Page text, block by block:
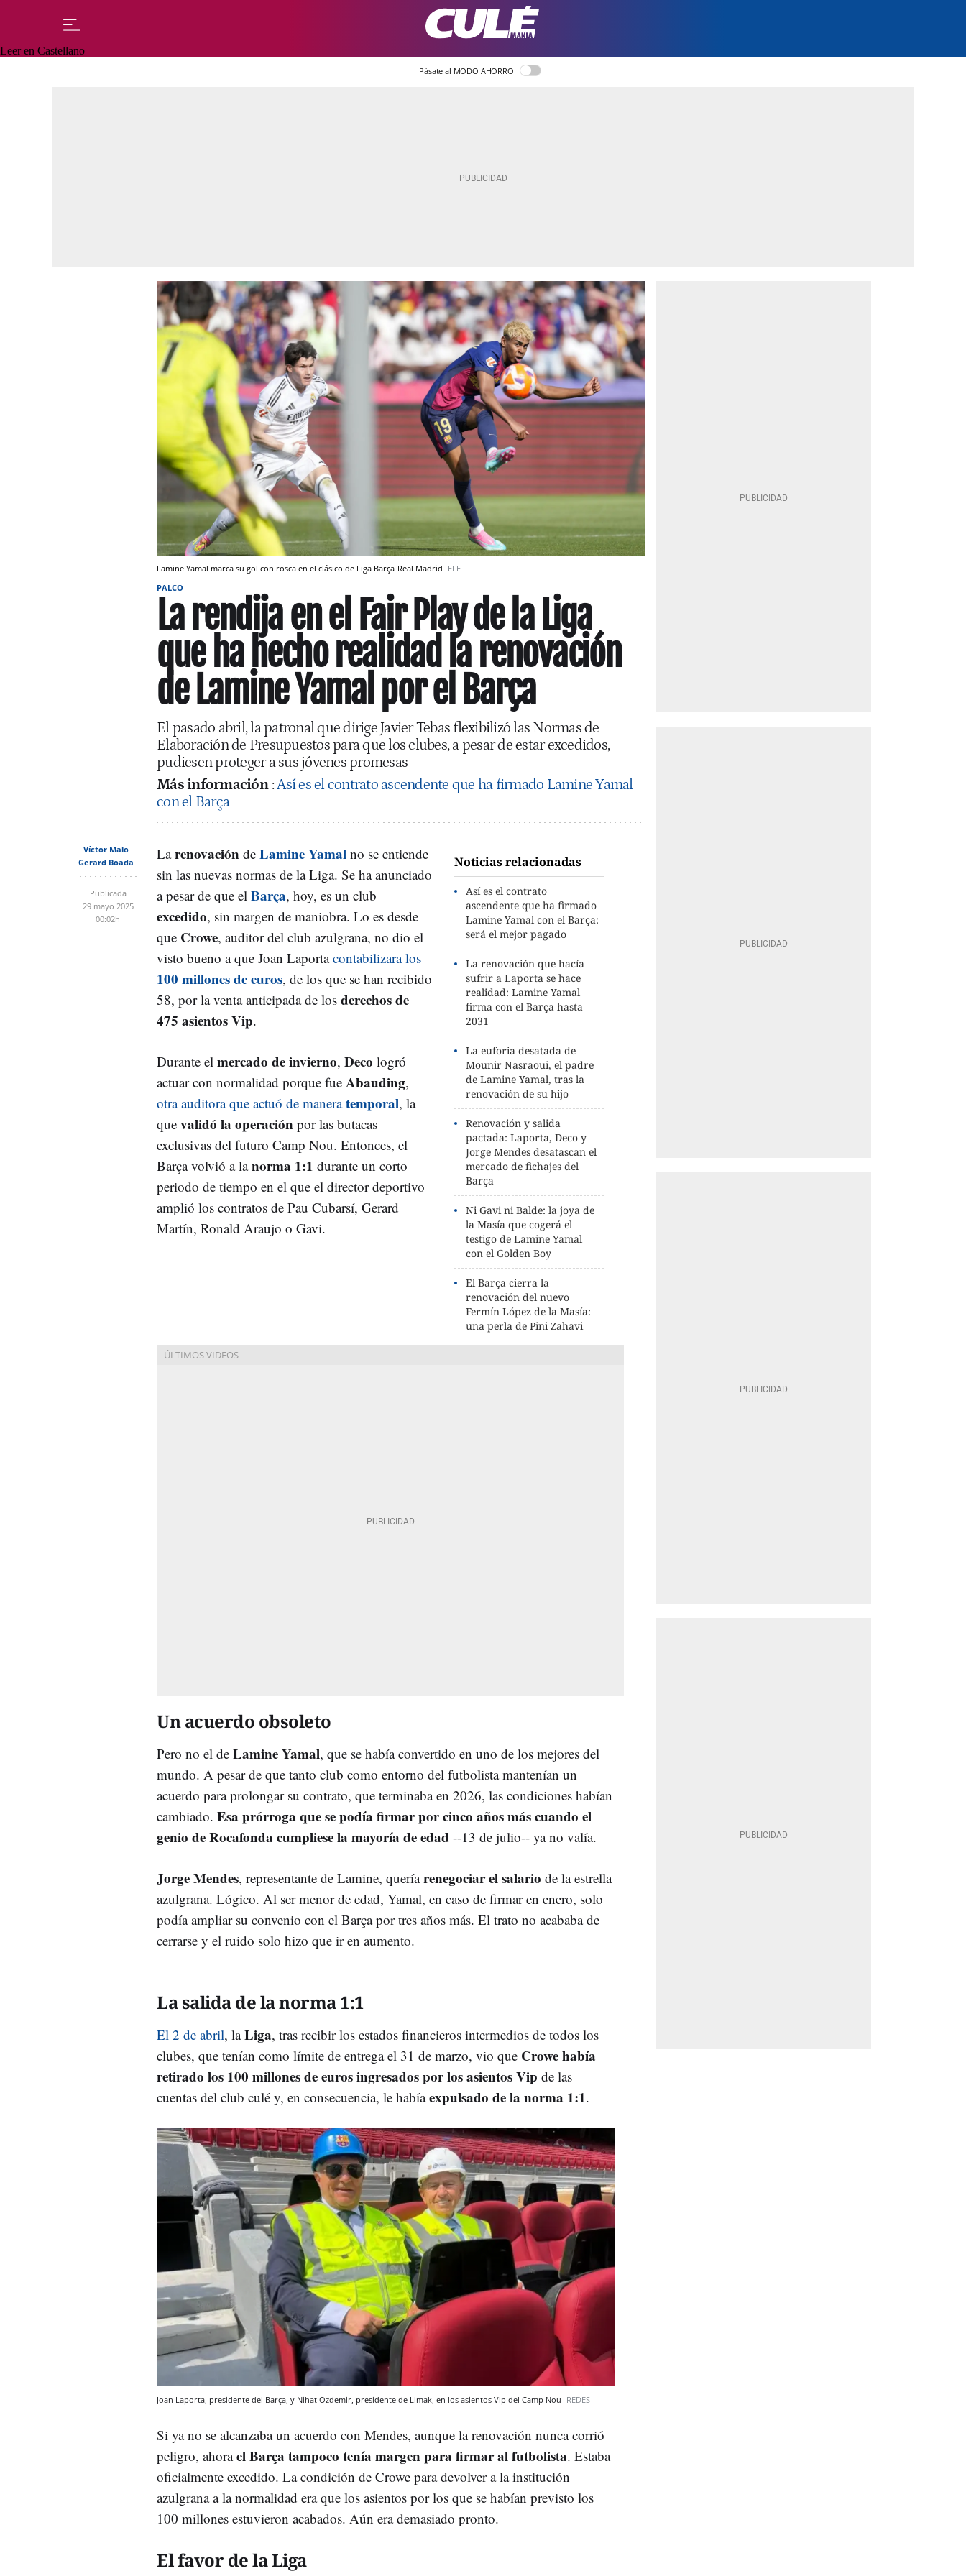
Leer en Castellano
Pásate al MODO AHORRO
Lamine Yamal marca su gol con rosca en el clásico de Liga Barça-Real Madrid EFE
PALCO
La rendija en el Fair Play de la Liga
que ha hecho realidad la renovación
de Lamine Yamal por el Barça
El pasado abril, la patronal que dirige Javier Tebas flexibilizó las Normas de
Elaboración de Presupuestos para que los clubes, a pesar de estar excedidos,
pudiesen proteger a sus jóvenes promesas
Más información :Así es el contrato ascendente que ha firmado Lamine Yamal
con el Barça
Víctor Malo
Gerard Boada
Publicada
29 mayo 2025
00:02h
Noticias relacionadas
Así es el contrato
ascendente que ha firmado
Lamine Yamal con el Barça:
será el mejor pagado
La renovación que hacía
sufrir a Laporta se hace
realidad: Lamine Yamal
firma con el Barça hasta
2031
La euforia desatada de
Mounir Nasraoui, el padre
de Lamine Yamal, tras la
renovación de su hijo
Renovación y salida
pactada: Laporta, Deco y
Jorge Mendes desatascan el
mercado de fichajes del
Barça
Ni Gavi ni Balde: la joya de
la Masía que cogerá el
testigo de Lamine Yamal
con el Golden Boy
El Barça cierra la
renovación del nuevo
Fermín López de la Masía:
una perla de Pini Zahavi
Larenovación de Lamine Yamal no se entiende
sin las nuevas normas de la Liga. Se ha anunciado
a pesar de que el Barça, hoy, es un club
excedido, sin margen de maniobra. Lo es desde
que Crowe, auditor del club azulgrana, no dio el
visto bueno a que Joan Laportacontabilizara los
100 millones de euros, de los que se han recibido
58, por la venta anticipada de los derechos de
475 asientos Vip.
Durante el mercado de invierno, Deco logró
actuar con normalidad porque fue Abauding,
otra auditora que actuó de maneratemporal, la
que validó la operación por las butacas
exclusivas del futuro Camp Nou. Entonces, el
Barça volvió a lanorma 1:1 durante un corto
periodo de tiempo en el que el director deportivo
amplió los contratos de Pau Cubarsí, Gerard
Martín, Ronald Araujo o Gavi.
Un acuerdo obsoleto
Pero no el de Lamine Yamal, que se había convertido en uno de los mejores del
mundo. A pesar de que tanto club como entorno del futbolista mantenían un
acuerdo para prolongar su contrato, que terminaba en 2026, las condiciones habían
cambiado. Esa prórroga que se podía firmar por cinco años más cuando el
genio de Rocafonda cumpliese la mayoría de edad --13 de julio-- ya no valía.
Jorge Mendes, representante de Lamine, queríarenegociar el salario de la estrella
azulgrana. Lógico. Al ser menor de edad, Yamal, en caso de firmar en enero, solo
podía ampliar su convenio con el Barça por tres años más. El trato no acababa de
cerrarse y el ruido solo hizo que ir en aumento.
La salida de la norma 1:1
El 2 de abril, laLiga, tras recibir los estados financieros intermedios de todos los
clubes, que tenían como límite de entrega el 31 de marzo, vio que Crowe había
retirado los 100 millones de euros ingresados por los asientos Vip de las
cuentas del club culé y, en consecuencia, le habíaexpulsado de la norma 1:1.
Joan Laporta, presidente del Barça, y Nihat Özdemir, presidente de Limak, en los asientos Vip del Camp Nou REDES
Si ya no se alcanzaba un acuerdo con Mendes, aunque la renovación nunca corrió
peligro, ahorael Barça tampoco tenía margen para firmar al futbolista. Estaba
oficialmente excedido. La condición de Crowe para devolver a la institución
azulgrana a la normalidad era que los asientos por los que se habían previsto los
100 millones estuvieron acabados. Aún era demasiado pronto.
El favor de la Liga